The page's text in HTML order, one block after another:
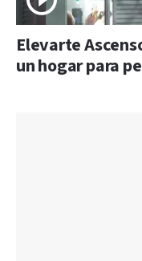
Elevarte
un hogar para